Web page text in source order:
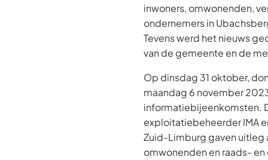
inwoners, omwonenden,
ondernemers in
Tevens werd het nieuws
van de gemeente en de
Op dinsdag 31 oktober,
maandag 6 november
informatiebijeenkomsten.
exploitatiebeheerder IMA
Zuid-Limburg gaven uitleg
omwonenden en raads-